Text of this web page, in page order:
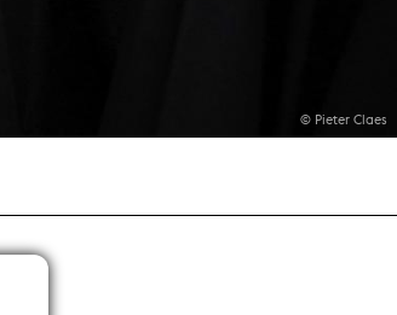
© Pieter Claes